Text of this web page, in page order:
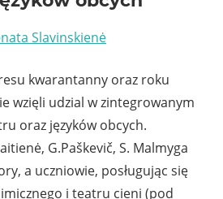
Slavinskienė
kwarantanny oraz roku
wzięli udzial w zintegrowanym
oraz języków obcych.
G.Paškevič, S. Malmyga
a uczniowie, posługując się
i teatru cieni (pod